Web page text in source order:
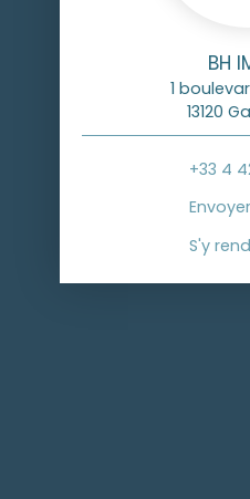
BH
1
13120
+33 4
S'y